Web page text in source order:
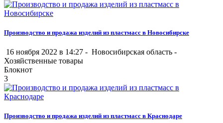
Производство и продажа изделий из пластмасс в Новосибирске
16 ноября 2022 в 14:27 - Новосибирская область -
Хозяйственные товары
Блокнот
3
Производство и продажа изделий из пластмасс в Краснодаре